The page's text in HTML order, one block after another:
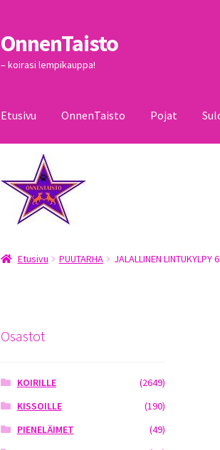
Siirry
navigointiin
Siirry
sisältöön
OnnenTaisto
– koirasi lempikauppa!
Etusivu OnnenTaisto Pojat
Kassa
Etusivu PUUTARHA JALALLINEN LINTUKYLPY
Osastot
KOIRILLE
(2649)
KISSOILLE
(190)
PIENELÄIMET
(49)